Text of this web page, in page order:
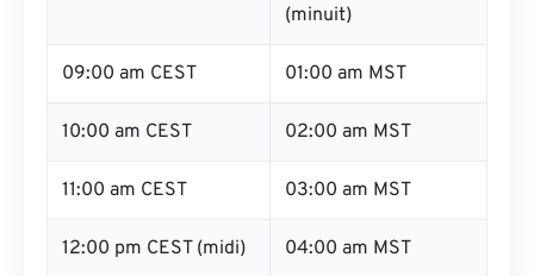
(minuit)
09:00 am CEST 01:00 am MST
10:00 am CEST 02:00 am MST
11:00 am CEST 03:00 am MST
12:00 pm CEST (midi) 04:00 am MST